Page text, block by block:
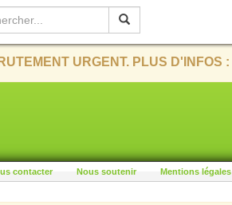
URGENT. PLUS D'INFOS :
contacter Nous soutenir Mentions légales